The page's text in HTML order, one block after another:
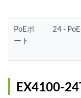
PoEポ
ート
24 -
EX4100-